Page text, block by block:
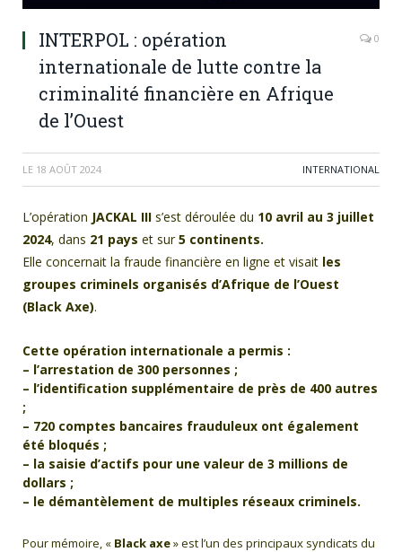
INTERPOL : opération
internationale de lutte contre la
criminalité financière en Afrique
de l’Ouest
0
LE 18 AOÛT 2024 INTERNATIONAL
L’opération JACKAL III s’est déroulée du 10 avril au 3 juillet
2024, dans 21 pays et sur5 continents.
Elle concernait la fraude financière en ligne et visait les
groupes criminels organisés d’Afrique de l’Ouest
(Black Axe).
Cette opération internationale a permis :
– l’arrestation de 300 personnes ;
– l’identification supplémentaire de près de 400 autres
;
– 720 comptes bancaires frauduleux ont également
été bloqués ;
– la saisie d’actifs pour une valeur de 3 millions de
dollars ;
– le démantèlement de multiples réseaux criminels.
Pour mémoire, « Black axe» est l’un des principaux syndicats du